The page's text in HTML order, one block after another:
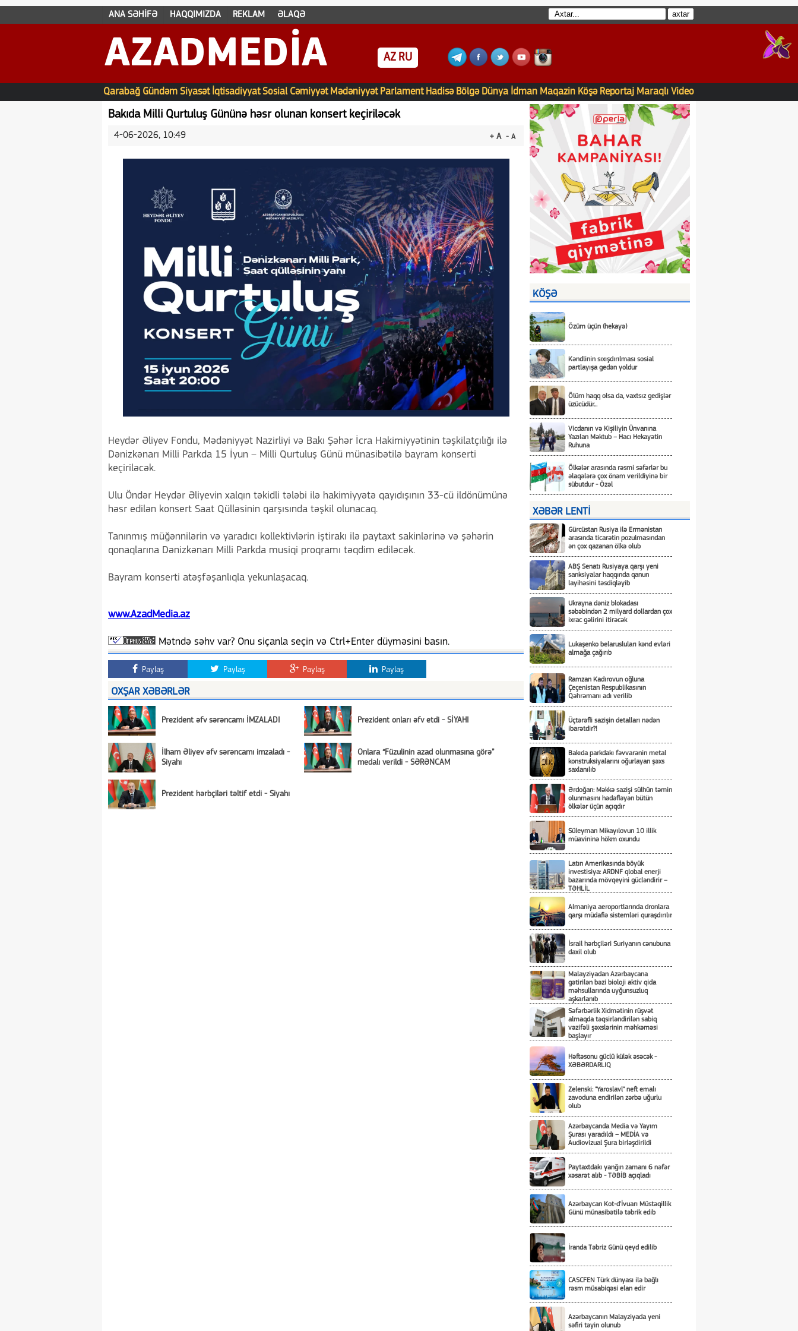
ANA SƏHİFƏ HAQQIMIZDA REKLAM ƏLAQƏ
AZADMEDIA AZ RU
Qarabağ Gündəm Siyasət İqtisadiyyat Sosial Cəmiyyət Mədəniyyət Parlament Hadisə Bölgə Dünya İdman Maqazin Köşə Reportaj Maraqlı Video
Bakıda Milli Qurtuluş Gününə həsr olunan konsert keçiriləcək
+ A - A
4-06-2026, 10:49
Heydər Əliyev Fondu, Mədəniyyət Nazirliyi və Bakı Şəhər İcra Hakimiyyətinin təşkilatçılığı ilə
Dənizkənarı Milli Parkda 15 İyun – Milli Qurtuluş Günü münasibətilə bayram konserti
keçiriləcək.
Ulu Öndər Heydər Əliyevin xalqın təkidli tələbi ilə hakimiyyətə qayıdışının 33-cü ildönümünə
həsr edilən konsert Saat Qülləsinin qarşısında təşkil olunacaq.
Tanınmış müğənnilərin və yaradıcı kollektivlərin iştirakı ilə paytaxt sakinlərinə və şəhərin
qonaqlarına Dənizkənarı Milli Parkda musiqi proqramı təqdim ediləcək.
Bayram konserti atəşfəşanlıqla yekunlaşacaq.
www.AzadMedia.az
Mətndə səhv var? Onu siçanla seçin və Ctrl+Enter düyməsini basın.
Paylaş Paylaş Paylaş Paylaş
OXŞAR XƏBƏRLƏR
Prezident əfv sərəncamı İMZALADI Prezident onları əfv etdi - SİYAHI
İlham Əliyev əfv sərəncamı imzaladı -
Siyahı
Onlara “Füzulinin azad olunmasına görə”
medalı verildi - SƏRƏNCAM
Prezident hərbçiləri təltif etdi - Siyahı
KÖŞƏ
Özüm üçün (hekayə)
Kəndlinin sıxışdırılması sosial
partlayışa gedən yoldur
Ölüm haqq olsa da, vaxtsız gedişlər
üzücüdür...
Vicdanın və Kişiliyin Ünvanına
Yazılan Məktub – Hacı Hekayətin
Ruhuna
Ölkələr arasında rəsmi səfərlər bu
əlaqələrə çox önəm verildiyinə bir
sübutdur - Özəl
XƏBƏR LENTİ
Gürcüstan Rusiya ilə Ermənistan
arasında ticarətin pozulmasından
ən çox qazanan ölkə olub
ABŞ Senatı Rusiyaya qarşı yeni
sanksiyalar haqqında qanun
layihəsini təsdiqləyib
Ukrayna dəniz blokadası
səbəbindən 2 milyard dollardan çox
ixrac gəlirini itirəcək
Lukaşenko belarusluları kənd evləri
almağa çağırıb
Ramzan Kadırovun oğluna
Çeçenistan Respublikasının
Qəhrəmanı adı verilib
Üçtərəfli sazişin detalları nədən
ibarətdir?!
Bakıda parkdakı fəvvarənin metal
konstruksiyalarını oğurlayan şəxs
saxlanılıb
Ərdoğan: Məkkə sazişi sülhün təmin
olunmasını hədəfləyən bütün
ölkələr üçün açıqdır
Süleyman Mikayılovun 10 illik
müavininə hökm oxundu
Latın Amerikasında böyük
investisiya: ARDNF qlobal enerji
bazarında mövqeyini gücləndirir –
TƏHLİL
Almaniya aeroportlarında dronlara
qarşı müdafiə sistemləri quraşdırılır
İsrail hərbçiləri Suriyanın cənubuna
daxil olub
Malayziyadan Azərbaycana
gətirilən bəzi bioloji aktiv qida
məhsullarında uyğunsuzluq
aşkarlanıb
Səfərbərlik Xidmətinin rüşvət
almaqda təqsirləndirilən sabiq
vəzifəli şəxslərinin məhkəməsi
başlayır
Həftəsonu güclü külək əsəcək -
XƏBƏRDARLIQ
Zelenski: "Yaroslavl" neft emalı
zavoduna endirilən zərbə uğurlu
olub
Azərbaycanda Media və Yayım
Şurası yaradıldı – MEDİA və
Audiovizual Şura birləşdirildi
Paytaxtdakı yanğın zamanı 6 nəfər
xəsarət alıb - TƏBİB açıqladı
Azərbaycan Kot-d'İvuarı Müstəqillik
Günü münasibətilə təbrik edib
İranda Təbriz Günü qeyd edilib
CASCFEN Türk dünyası ilə bağlı
rəsm müsabiqəsi elan edir
Azərbaycanın Malayziyada yeni
səfiri təyin olunub